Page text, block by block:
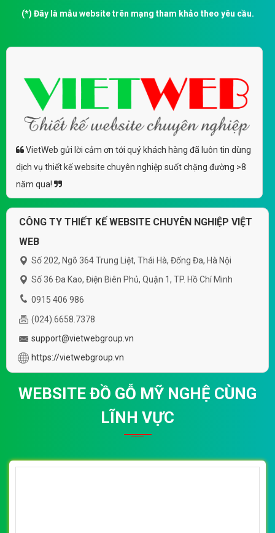
(*) Đây là mẫu website trên mạng tham khảo theo yêu cầu.
VietWeb gửi lời cảm ơn tới quý khách hàng đã luôn tin dùng
dịch vụ thiết kế website chuyên nghiệp suốt chặng đường >8
năm qua!
CÔNG TY THIẾT KẾ WEBSITE CHUYÊN NGHIỆP VIỆT
WEB
Số 202, Ngõ 364 Trung Liệt, Thái Hà, Đống Đa, Hà Nội
Số 36 Đa Kao, Điện Biên Phủ, Quận 1, TP. Hồ Chí Minh
0915 406 986
(024).6658.7378
support@vietwebgroup.vn
https://vietwebgroup.vn
WEBSITE ĐỒ GỖ MỸ NGHỆ CÙNG
LĨNH VỰC